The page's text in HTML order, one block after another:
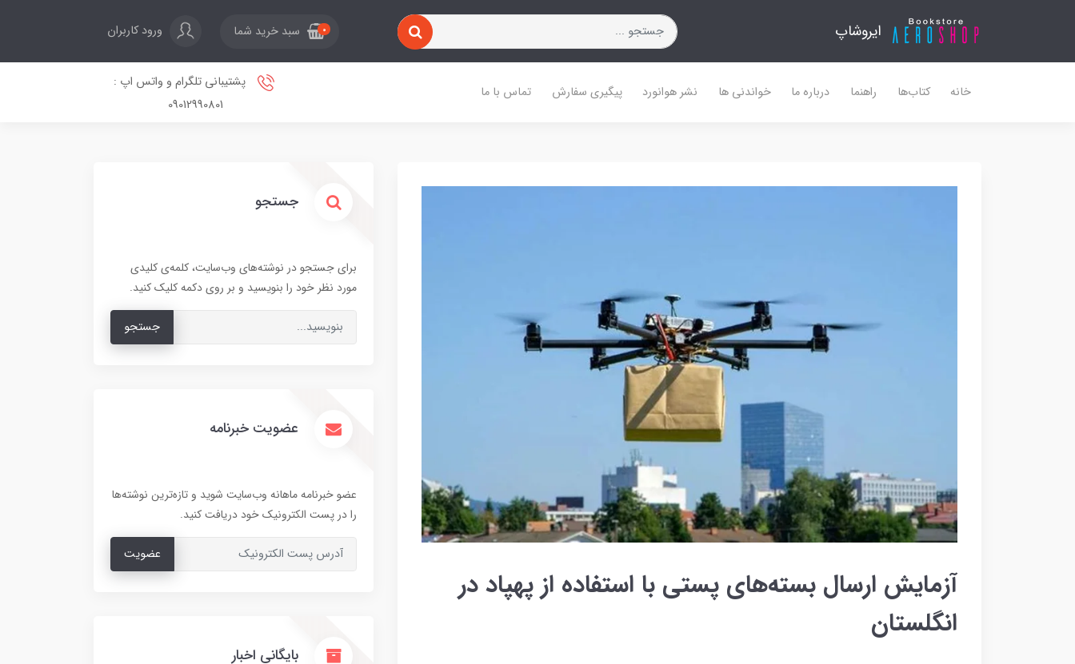
ایروشاپ 0 سبد خرید شما ورود کاربران
خانه کتاب‌ها راهنما درباره ما خواندنی ها نشر هوانورد پیگیری سفارش تماس با ما
پشتیبانی تلگرام و واتس اپ :
09012990801
آزمایش ارسال بسته‌های پستی با استفاده از پهپاد در
انگلستان
جستجو
برای جستجو در نوشته‌های وب‌سایت، کلمه‌ی کلیدی
مورد نظر خود را بنویسید و بر روی دکمه کلیک کنید.
جستجو
عضویت خبرنامه
عضو خبرنامه ماهانه وب‌سایت شوید و تازه‌ترین نوشته‌ها
را در پست الکترونیک خود دریافت کنید.
عضویت
بایگانی اخبار